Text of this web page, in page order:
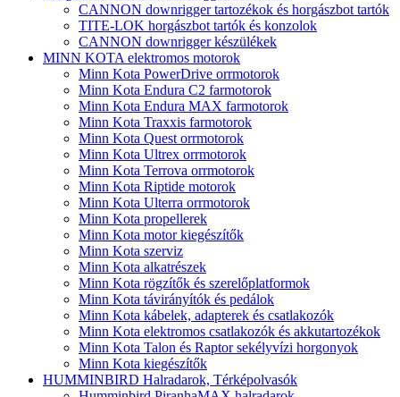
CANNON downrigger tartozékok és horgászbot tartók
TITE-LOK horgászbot tartók és konzolok
CANNON downrigger készülékek
MINN KOTA elektromos motorok
Minn Kota PowerDrive orrmotorok
Minn Kota Endura C2 farmotorok
Minn Kota Endura MAX farmotorok
Minn Kota Traxxis farmotorok
Minn Kota Quest orrmotorok
Minn Kota Ultrex orrmotorok
Minn Kota Terrova orrmotorok
Minn Kota Riptide motorok
Minn Kota Ulterra orrmotorok
Minn Kota propellerek
Minn Kota motor kiegészítők
Minn Kota szerviz
Minn Kota alkatrészek
Minn Kota rögzítők és szerelőplatformok
Minn Kota távirányítók és pedálok
Minn Kota kábelek, adapterek és csatlakozók
Minn Kota elektromos csatlakozók és akkutartozékok
Minn Kota Talon és Raptor sekélyvízi horgonyok
Minn Kota kiegészítők
HUMMINBIRD Halradarok, Térképolvasók